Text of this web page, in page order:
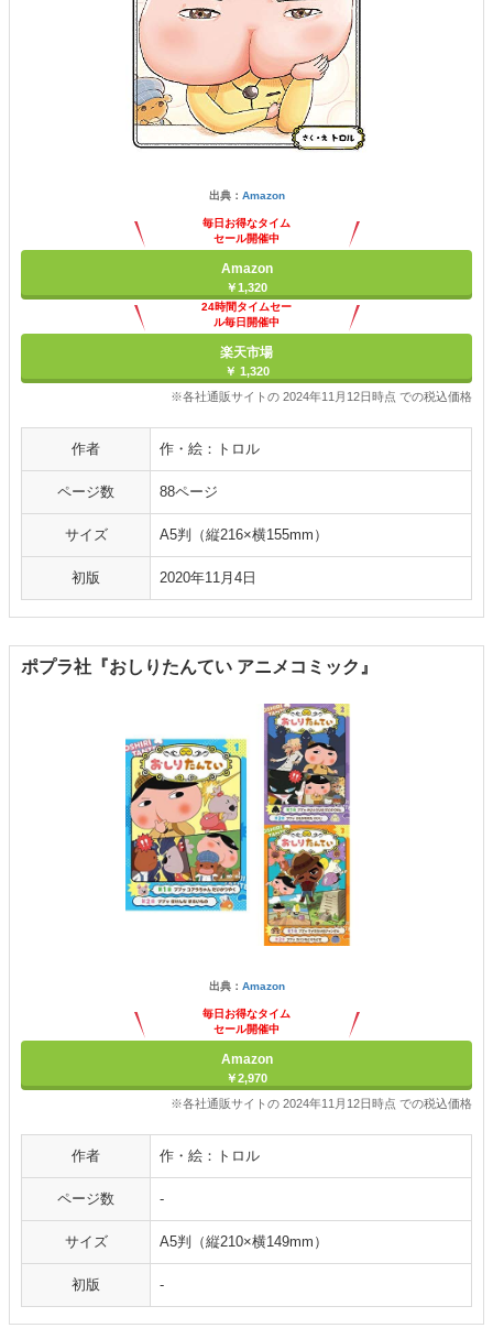
出典： Amazon
毎日お得なタイム
セール開催中
Amazon
￥1,320
24時間タイムセー
ル毎日開催中
楽天市場
￥ 1,320
※各社通販サイトの 2024年11月12日時点 での税込価格
作者 作・絵：トロル
ページ数 88ページ
サイズ A5判（縦216×横155mm）
初版 2020年11月4日
ポプラ社『おしりたんてい アニメコミック』
出典： Amazon
毎日お得なタイム
セール開催中
Amazon
￥2,970
※各社通販サイトの 2024年11月12日時点 での税込価格
作者 作・絵：トロル
ページ数 -
サイズ A5判（縦210×横149mm）
初版 -